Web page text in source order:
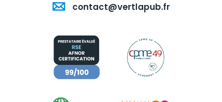
contact@vertlapub.fr